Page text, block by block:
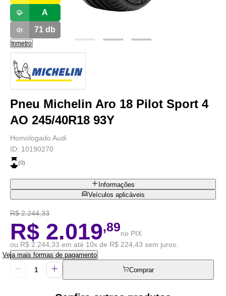
A
71db
Inmetro
Pneu Michelin Aro 18 Pilot Sport 4
AO 245/40R18 93Y
Homologado Audi
ID: 10190270
(0)
Informações
Veículos aplicáveis
R$ 2.244,33
R$ 2.019,89no PIX
ou R$ 2.244,33 em até 10x de R$ 224,43 sem juros.
Veja mais formas de pagamento
Comprar